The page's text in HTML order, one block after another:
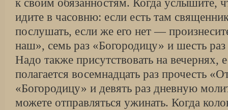
к своим обязанностям. Когда услышите,
идите в часовню: если есть там
послушать, если же его нет —
наш», семь раз «Богородицу» и шесть
Надо также присутствовать на вечернях,
полагается восемнадцать раз прочесть
«Богородицу» и девять раз дневную
можете отправляться ужинать. Когда